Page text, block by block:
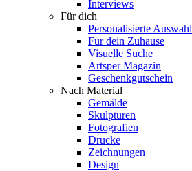
Interviews
Für dich
Personalisierte Auswahl
Für dein Zuhause
Visuelle Suche
Artsper Magazin
Geschenkgutschein
Nach Material
Gemälde
Skulpturen
Fotografien
Drucke
Zeichnungen
Design